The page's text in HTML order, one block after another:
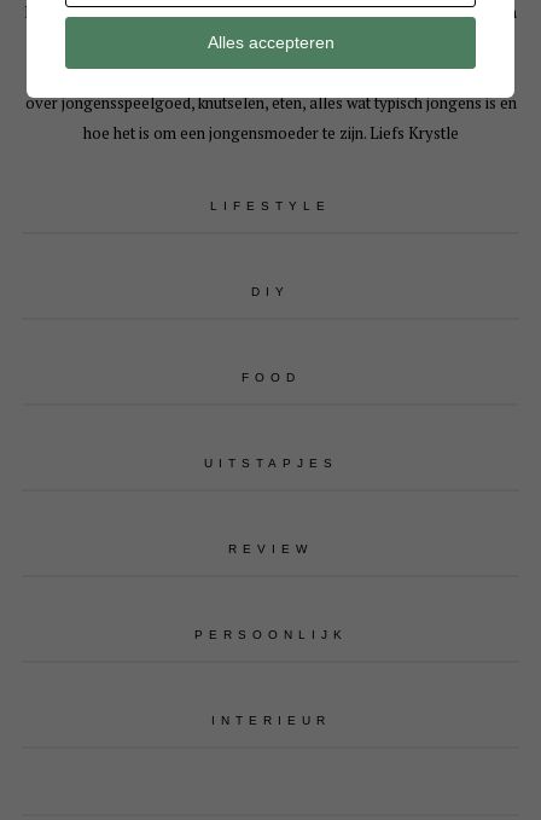
Hallo! Leuk dat je een kijkje komt nemen op mijn persoonlijke blog. Mijn
naam is Krystle en ben moeder van 3 drukke en eigenwijze jongens. Op
Batboy deel ik bijna dagelijks artikelen over gezellige dagjes uit, tips
over jongensspeelgoed, knutselen, eten, alles wat typisch jongens is en
hoe het is om een jongensmoeder te zijn. Liefs Krystle
LIFESTYLE
DIY
FOOD
UITSTAPJES
REVIEW
PERSOONLIJK
INTERIEUR
Alles accepteren